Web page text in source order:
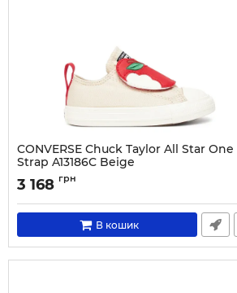
CONVERSE Chuck Taylor All Star One
Strap A13186C Beige
Артикул: 0000305693426-18
3 168 грн
В кошик